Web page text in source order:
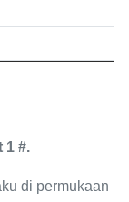
1 #.
di permukaan